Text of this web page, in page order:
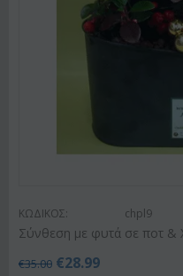
ΚΩΔΙΚΟΣ: chpl9
Σύνθεση με φυτά σε ποτ &
€35.00 €28.99